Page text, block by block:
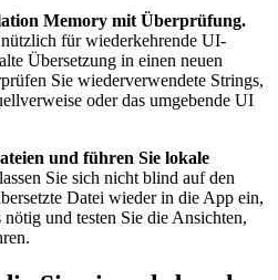
Memory mit Überprüfung.
für wiederkehrende UI-
Übersetzung in einen neuen
Sie wiederverwendete Strings,
oder das umgebende UI
und führen Sie lokale
Sie sich nicht blind auf den
Datei wieder in die App ein,
und testen Sie die Ansichten,